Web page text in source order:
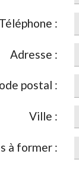
Téléphone :
Adresse :
postal :
Ville :
à former :